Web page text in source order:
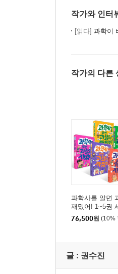
작가와 인터
[읽다] 과학이
작가의 다른
과학사를 알면
재밌어! 1~5권
76,500원 (10%
글 : 권수진